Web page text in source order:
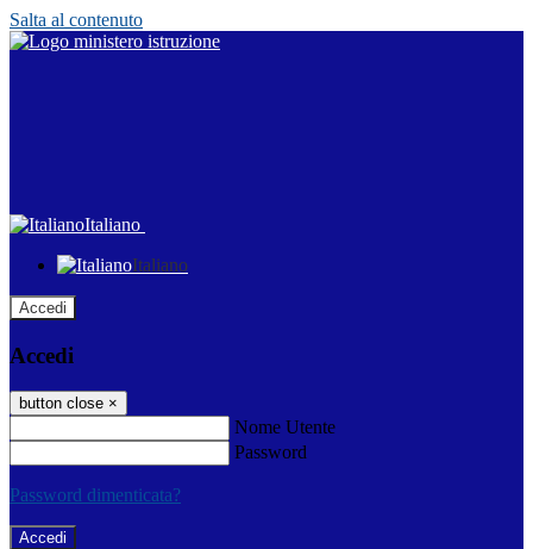
Salta al contenuto
Italiano
Italiano
Accedi
Accedi
button close ×
Nome Utente
Password
Password dimenticata?